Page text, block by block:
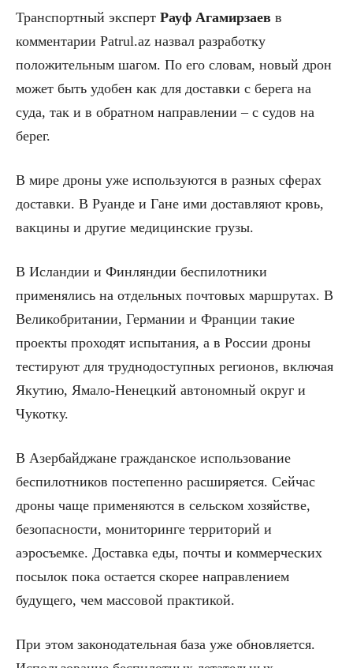
Транспортный эксперт Рауф Агамирзаев в
комментарии Patrul.az назвал разработку
положительным шагом. По его словам, новый дрон
может быть удобен как для доставки с берега на
суда, так и в обратном направлении – с судов на
берег.
В мире дроны уже используются в разных сферах
доставки. В Руанде и Гане ими доставляют кровь,
вакцины и другие медицинские грузы.
В Исландии и Финляндии беспилотники
применялись на отдельных почтовых маршрутах. В
Великобритании, Германии и Франции такие
проекты проходят испытания, а в России дроны
тестируют для труднодоступных регионов, включая
Якутию, Ямало-Ненецкий автономный округ и
Чукотку.
В Азербайджане гражданское использование
беспилотников постепенно расширяется. Сейчас
дроны чаще применяются в сельском хозяйстве,
безопасности, мониторинге территорий и
аэросъемке. Доставка еды, почты и коммерческих
посылок пока остается скорее направлением
будущего, чем массовой практикой.
При этом законодательная база уже обновляется.